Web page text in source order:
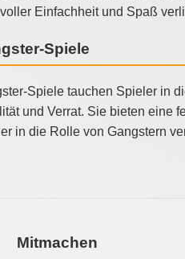
Einfachheit und Spaß
Spiele
Spiele tauchen Spieler in
und Verrat. Sie bieten eine
in die Rolle von Gangstern
Mitmachen